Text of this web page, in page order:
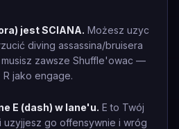
jest SCIANA. Możesz uzyc
diving assassina/bruisera
zawsze Shuffle'owac —
jako engage.
E (dash) w lane'u. E to Twój
uzyjjesz go offensywnie i wróg